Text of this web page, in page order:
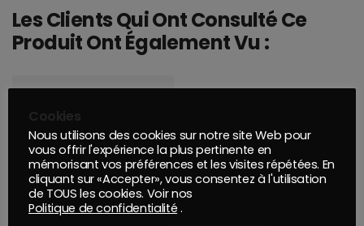
Les Clients Qui Ont Consulté Ce
Produit Ont Également Vu :
Cookies
Nous utilisons des cookies sur notre site Web pour
vous offrir l'expérience la plus pertinente en
mémorisant vos préférences et les visites répétées. En
cliquant sur «Accepter», vous consentez à l'utilisation
de TOUS les cookies. Voir nos
Politique de confidentialité .